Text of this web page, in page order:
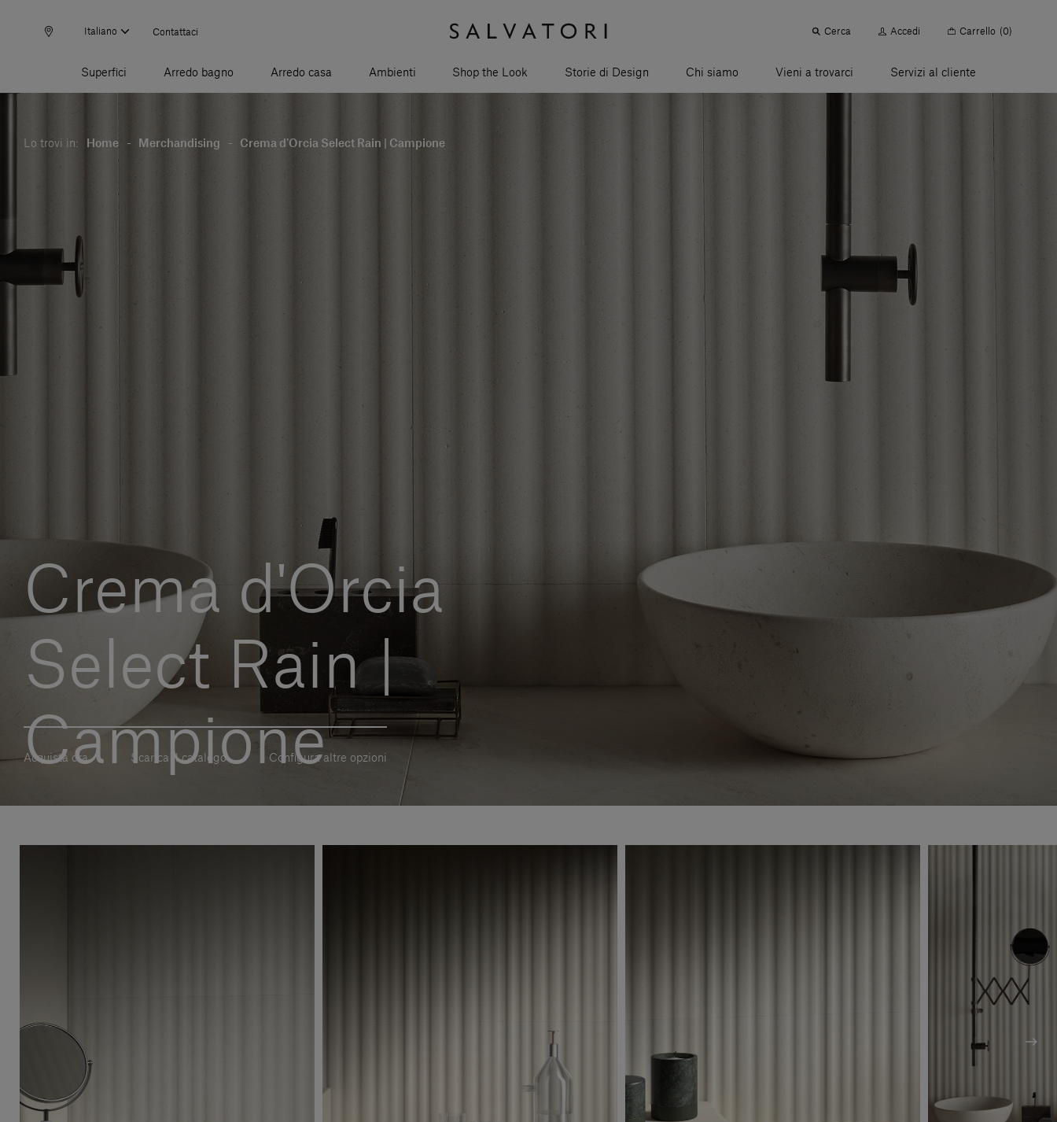
Italiano Contattaci Cerca Accedi Carrello (0)
Superfici Arredo bagno Arredo casa Ambienti Shop the Look Storie di Design Chi siamo Vieni a trovarci Servizi al cliente
Lo trovi in: Home - Merchandising - Crema d'Orcia Select Rain | Campione
Crema d'Orcia
Select Rain |
Campione
Acquista ora Scarica il catalogo Configura altre opzioni